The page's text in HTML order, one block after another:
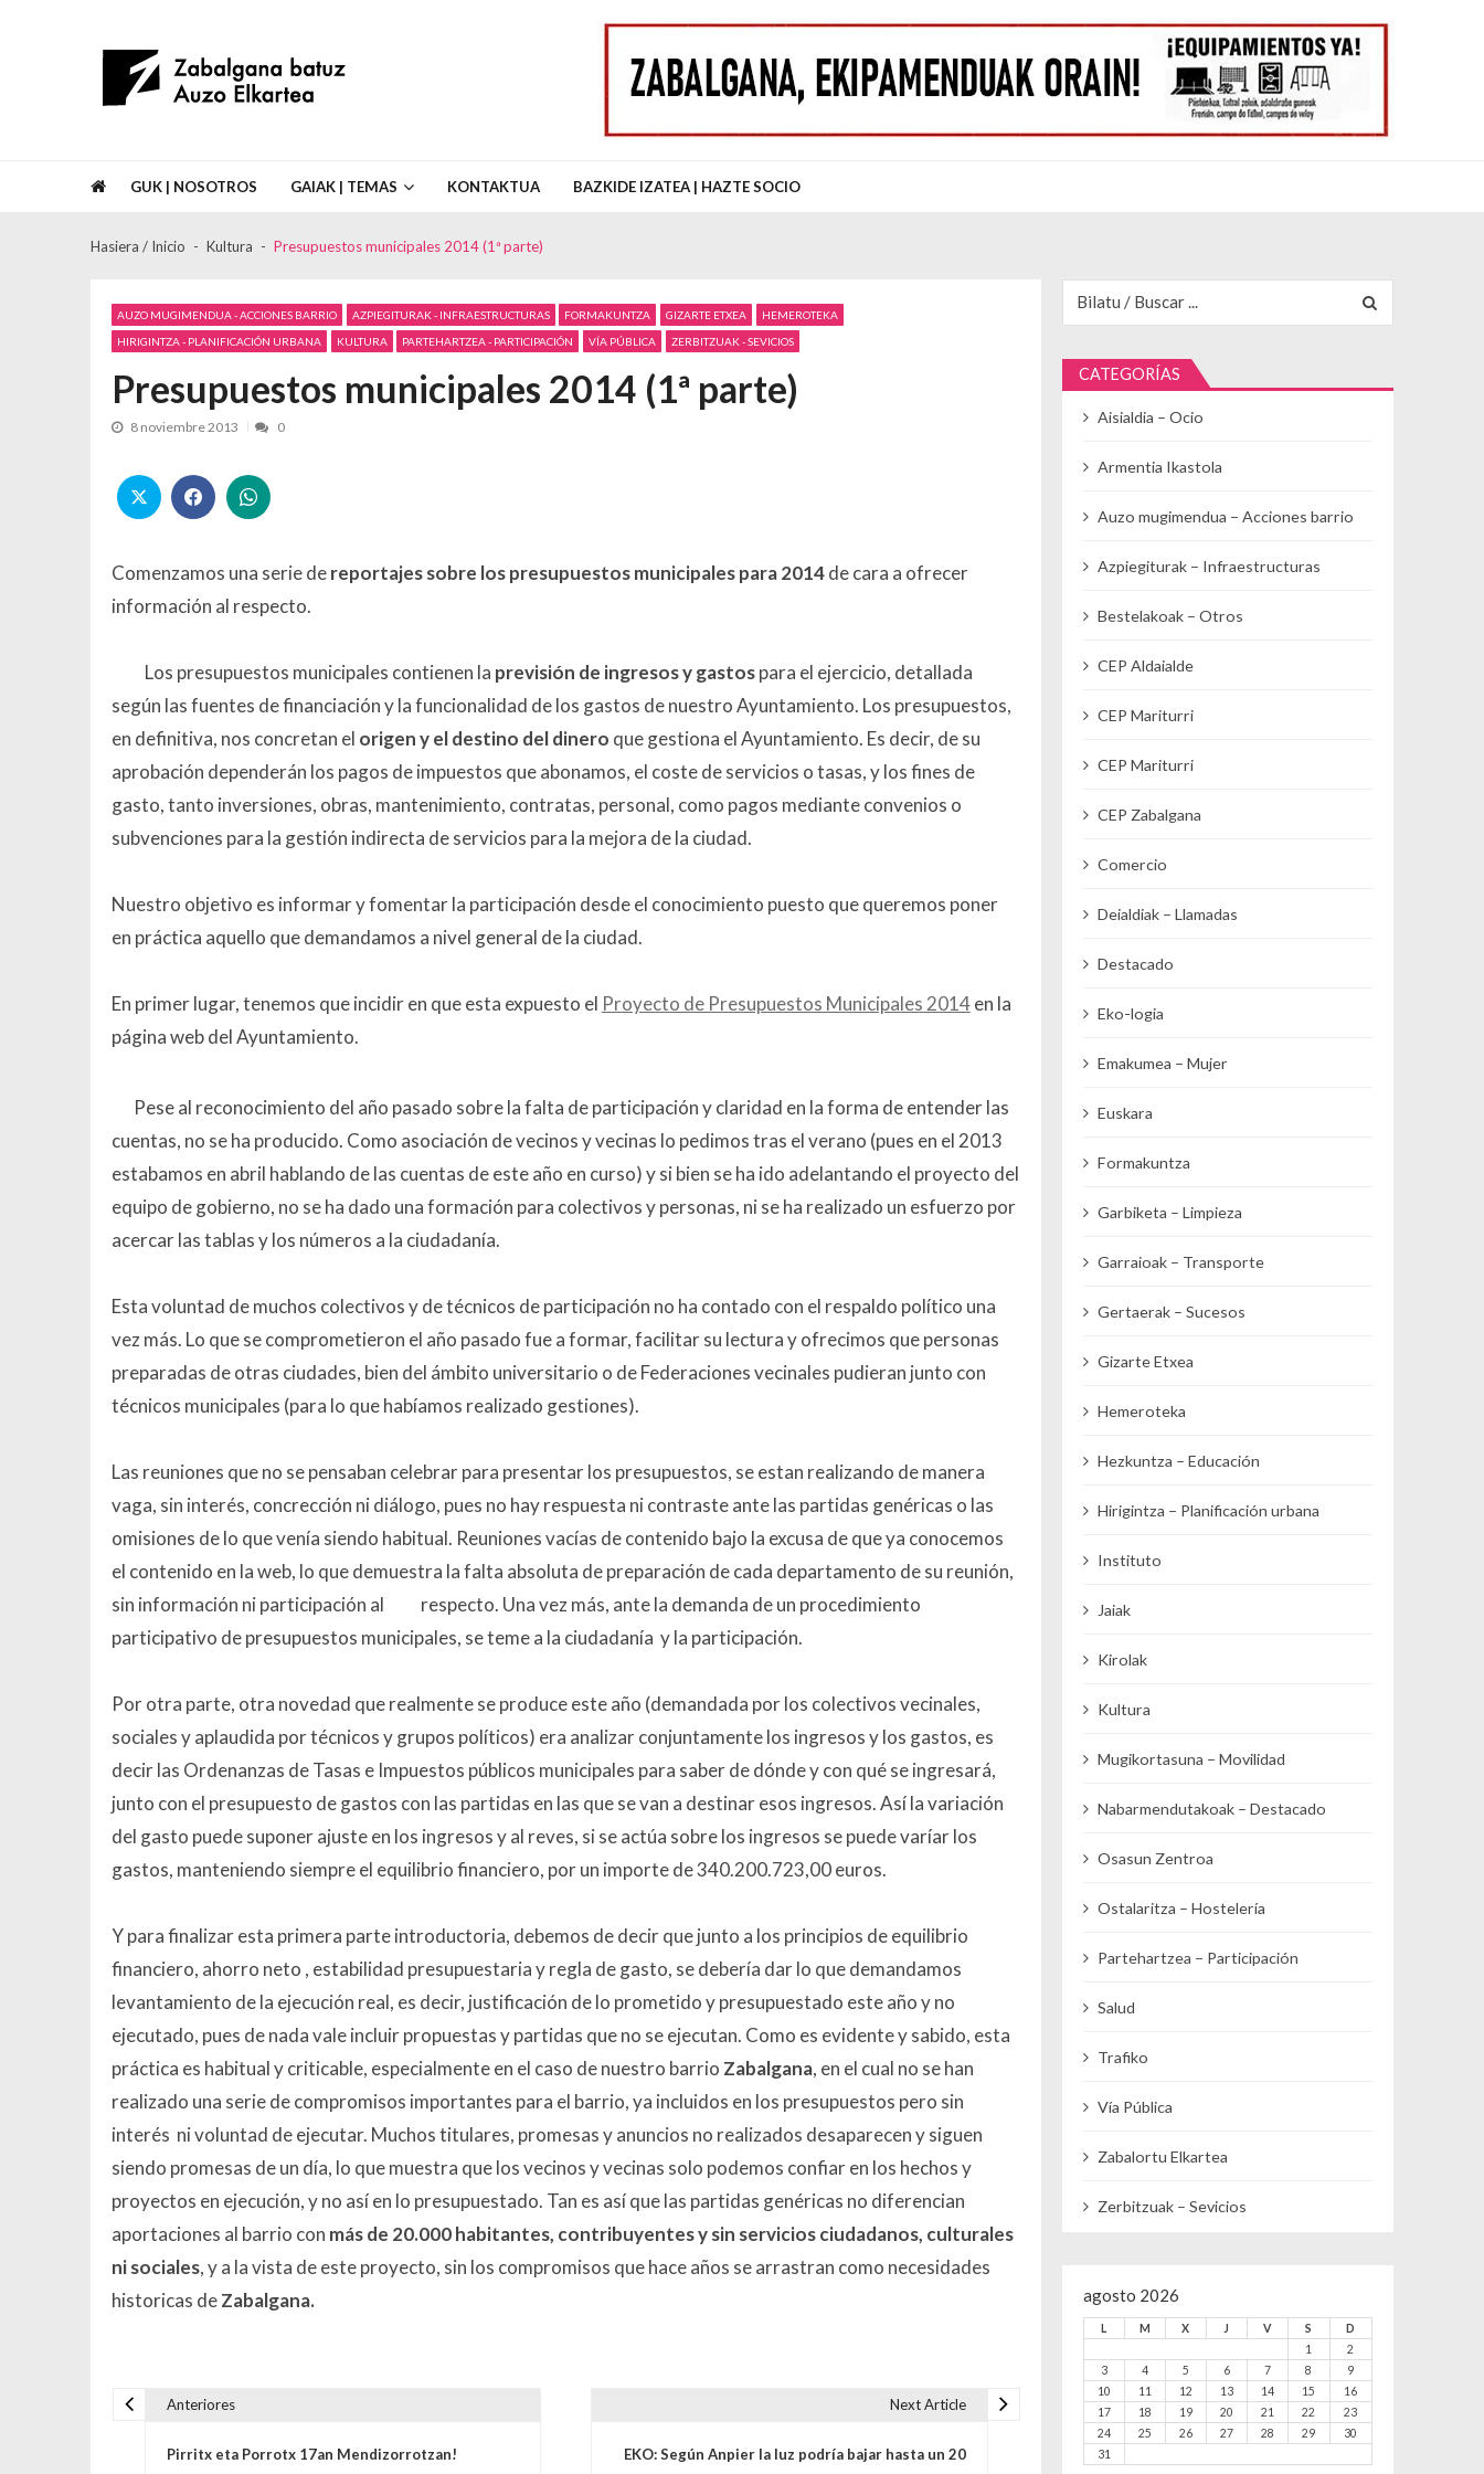
Asociación de Vecinos Zabalgana Batuz Auzo Elkartea
GUK | NOSOTROS GAIAK | TEMAS KONTAKTUA BAZKIDE IZATEA | HAZTE SOCIO
Hasiera / Inicio Kultura Presupuestos municipales 2014 (1ª parte)
AUZO MUGIMENDUA - ACCIONES BARRIO AZPIEGITURAK - INFRAESTRUCTURAS FORMAKUNTZA GIZARTE ETXEA
HEMEROTEKA
HIRIGINTZA - PLANIFICACIÓN URBANA
KULTURA PARTEHARTZEA - PARTICIPACIÓN VÍA PÚBLICA ZERBITZUAK - SEVICIOS
Presupuestos municipales 2014 (1ª parte)
8 noviembre 2013 0
Comenzamos una serie dereportajes sobre los presupuestos municipales para 2014de cara a ofrecer
información al respecto.
Los presupuestos municipales contienen la previsión de ingresos y gastospara el ejercicio, detallada
según las fuentes de financiación y la funcionalidad de los gastos de nuestro Ayuntamiento. Los presupuestos,
en definitiva, nos concretan el origen y el destino del dinero que gestiona el Ayuntamiento. Es decir, de su
aprobación dependerán los pagos de impuestos que abonamos, el coste de servicios o tasas, y los fines de
gasto, tanto inversiones, obras, mantenimiento, contratas, personal, como pagos mediante convenios o
subvenciones para la gestión indirecta de servicios para la mejora de la ciudad.
Nuestro objetivo es informar y fomentar la participación desde el conocimiento puesto que queremos poner
en práctica aquello que demandamos a nivel general de la ciudad.
En primer lugar, tenemos que incidir en que esta expuesto el Proyecto de Presupuestos Municipales 2014en la
página web del Ayuntamiento.
Pese al reconocimiento del año pasado sobre la falta de participación y claridad en la forma de entender las
cuentas, no se ha producido. Como asociación de vecinos y vecinas lo pedimos tras el verano (pues en el 2013
estabamos en abril hablando de las cuentas de este año en curso) y si bien se ha ido adelantando el proyecto del
equipo de gobierno, no se ha dado una formación para colectivos y personas, ni se ha realizado un esfuerzo por
acercar las tablas y los números a la ciudadanía.
Esta voluntad de muchos colectivos y de técnicos de participación no ha contado con el respaldo político una
vez más. Lo que se comprometieron el año pasado fue a formar, facilitar su lectura y ofrecimos que personas
preparadas de otras ciudades, bien del ámbito universitario o de Federaciones vecinales pudieran junto con
técnicos municipales (para lo que habíamos realizado gestiones).
Las reuniones que no se pensaban celebrar para presentar los presupuestos, se estan realizando de manera
vaga, sin interés, concrección ni diálogo, pues no hay respuesta ni contraste ante las partidas genéricas o las
omisiones de lo que venía siendo habitual. Reuniones vacías de contenido bajo la excusa de que ya conocemos
el contenido en la web, lo que demuestra la falta absoluta de preparación de cada departamento de su reunión,
sin información ni participación al
respecto. Una vez más, ante la demanda de un procedimiento
participativo de presupuestos municipales, se teme a la ciudadanía y la participación.
Por otra parte, otra novedad que realmente se produce este año (demandada por los colectivos vecinales,
sociales y aplaudida por técnicos y grupos políticos) era analizar conjuntamente los ingresos y los gastos, es
decir las Ordenanzas de Tasas e Impuestos públicos municipales para saber de dónde y con qué se ingresará,
junto con el presupuesto de gastos con las partidas en las que se van a destinar esos ingresos. Así la variación
del gasto puede suponer ajuste en los ingresos y al reves, si se actúa sobre los ingresos se puede varíar los
gastos, manteniendo siempre el equilibrio financiero, por un importe de 340.200.723,00 euros.
Y para finalizar esta primera parte introductoria, debemos de decir que junto a los principios de equilibrio
financiero, ahorro neto , estabilidad presupuestaria y regla de gasto, se debería dar lo que demandamos
levantamiento de la ejecución real, es decir, justificación de lo prometido y presupuestado este año y no
ejecutado, pues de nada vale incluir propuestas y partidas que no se ejecutan. Como es evidente y sabido, esta
práctica es habitual y criticable, especialmente en el caso de nuestro barrio Zabalgana, en el cual no se han
realizado una serie de compromisos importantes para el barrio, ya incluidos en los presupuestos pero sin
interés ni voluntad de ejecutar. Muchos titulares, promesas y anuncios no realizados desaparecen y siguen
siendo promesas de un día, lo que muestra que los vecinos y vecinas solo podemos confiar en los hechos y
proyectos en ejecución, y no así en lo presupuestado. Tan es así que las partidas genéricas no diferencian
aportaciones al barrio con más de 20.000 habitantes, contribuyentes y sin servicios ciudadanos, culturales
ni sociales, y a la vista de este proyecto, sin los compromisos que hace años se arrastran como necesidades
historicas deZabalgana.
Anteriores
Pirritx eta Porrotx 17an Mendizorrotzan!
Next Article
EKO: Según Anpier la luz podría bajar hasta un 20
CATEGORÍAS
Aisialdia – Ocio
Armentia Ikastola
Auzo mugimendua – Acciones barrio
Azpiegiturak – Infraestructuras
Bestelakoak – Otros
CEP Aldaialde
CEP Mariturri
CEP Mariturri
CEP Zabalgana
Comercio
Deialdiak – Llamadas
Destacado
Eko-logia
Emakumea – Mujer
Euskara
Formakuntza
Garbiketa – Limpieza
Garraioak – Transporte
Gertaerak – Sucesos
Gizarte Etxea
Hemeroteka
Hezkuntza – Educación
Hirigintza – Planificación urbana
Instituto
Jaiak
Kirolak
Kultura
Mugikortasuna – Movilidad
Nabarmendutakoak – Destacado
Osasun Zentroa
Ostalaritza – Hostelería
Partehartzea – Participación
Salud
Trafiko
Vía Pública
Zabalortu Elkartea
Zerbitzuak – Sevicios
agosto 2026
L M X J V S
D
1
2
3
4 5 6 7 8
9
10
11 12 13 14 15
16
17
18 19 20 21 22
23
24
25 26 27 28 29
30
31